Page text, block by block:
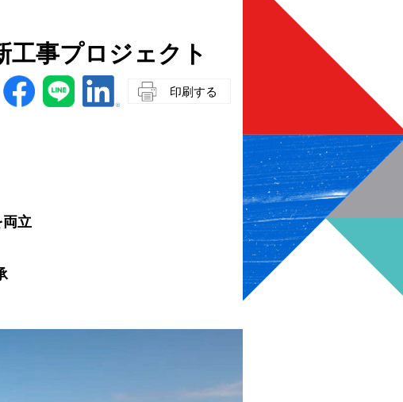
工事プロジェクト
印刷する
両立